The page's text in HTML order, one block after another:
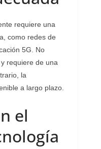
requiere una
como redes de
5G. No
requiere de una
la
a largo plazo.
el